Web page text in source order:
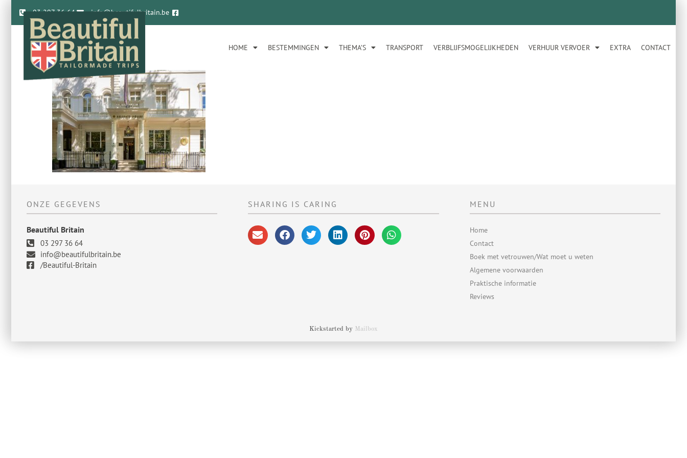
03 297 36 64 info@beautifulbritain.be
HOME BESTEMMINGEN THEMA’S TRANSPORT VERBLIJFSMOGELIJKHEDEN VERHUUR VERVOER EXTRA CONTACT
ONZE GEGEVENS
Beautiful Britain
03 297 36 64
info@beautifulbritain.be
/Beautiful-Britain
SHARING IS CARING MENU
Home
Contact
Boek met vetrouwen/Wat moet u weten
Algemene voorwaarden
Praktische informatie
Reviews
Kickstarted by Mailbox